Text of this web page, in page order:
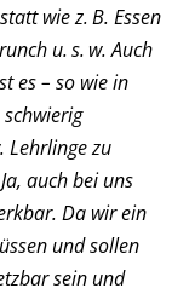
wie z. B. Essen
u. s. w. Auch
es – so wie in
Lehrlinge zu
Ja, auch bei uns
Da wir ein
und sollen
sein und